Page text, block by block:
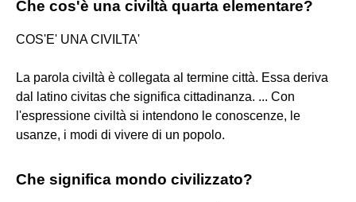
Che cos'è una civiltà quarta elementare?
COS'E' UNA CIVILTA'
La parola civiltà è collegata al termine città. Essa deriva
dal latino civitas che significa cittadinanza. ... Con
l'espressione civiltà si intendono le conoscenze, le
usanze, i modi di vivere di un popolo.
Che significa mondo civilizzato?